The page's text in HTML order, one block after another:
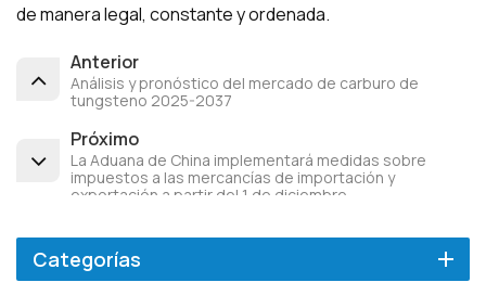
de manera legal, constante y ordenada.
Anterior
Análisis y pronóstico del mercado de carburo de
tungsteno 2025-2037
Próximo
La Aduana de China implementará medidas sobre
impuestos a las mercancías de importación y
exportación a partir del 1 de diciembre
Categorías